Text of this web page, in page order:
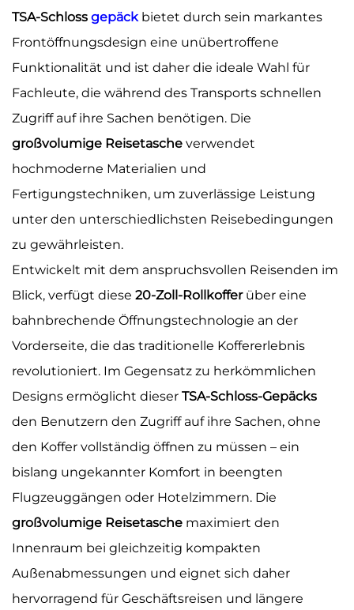
TSA-Schloss gepäck bietet durch sein markantes
Frontöffnungsdesign eine unübertroffene
Funktionalität und ist daher die ideale Wahl für
Fachleute, die während des Transports schnellen
Zugriff auf ihre Sachen benötigen. Die
großvolumige Reisetasche verwendet
hochmoderne Materialien und
Fertigungstechniken, um zuverlässige Leistung
unter den unterschiedlichsten Reisebedingungen
zu gewährleisten.
Entwickelt mit dem anspruchsvollen Reisenden im
Blick, verfügt diese 20-Zoll-Rollkoffer über eine
bahnbrechende Öffnungstechnologie an der
Vorderseite, die das traditionelle Koffererlebnis
revolutioniert. Im Gegensatz zu herkömmlichen
Designs ermöglicht dieser TSA-Schloss-Gepäcks
den Benutzern den Zugriff auf ihre Sachen, ohne
den Koffer vollständig öffnen zu müssen – ein
bislang ungekannter Komfort in beengten
Flugzeuggängen oder Hotelzimmern. Die
großvolumige Reisetasche maximiert den
Innenraum bei gleichzeitig kompakten
Außenabmessungen und eignet sich daher
hervorragend für Geschäftsreisen und längere